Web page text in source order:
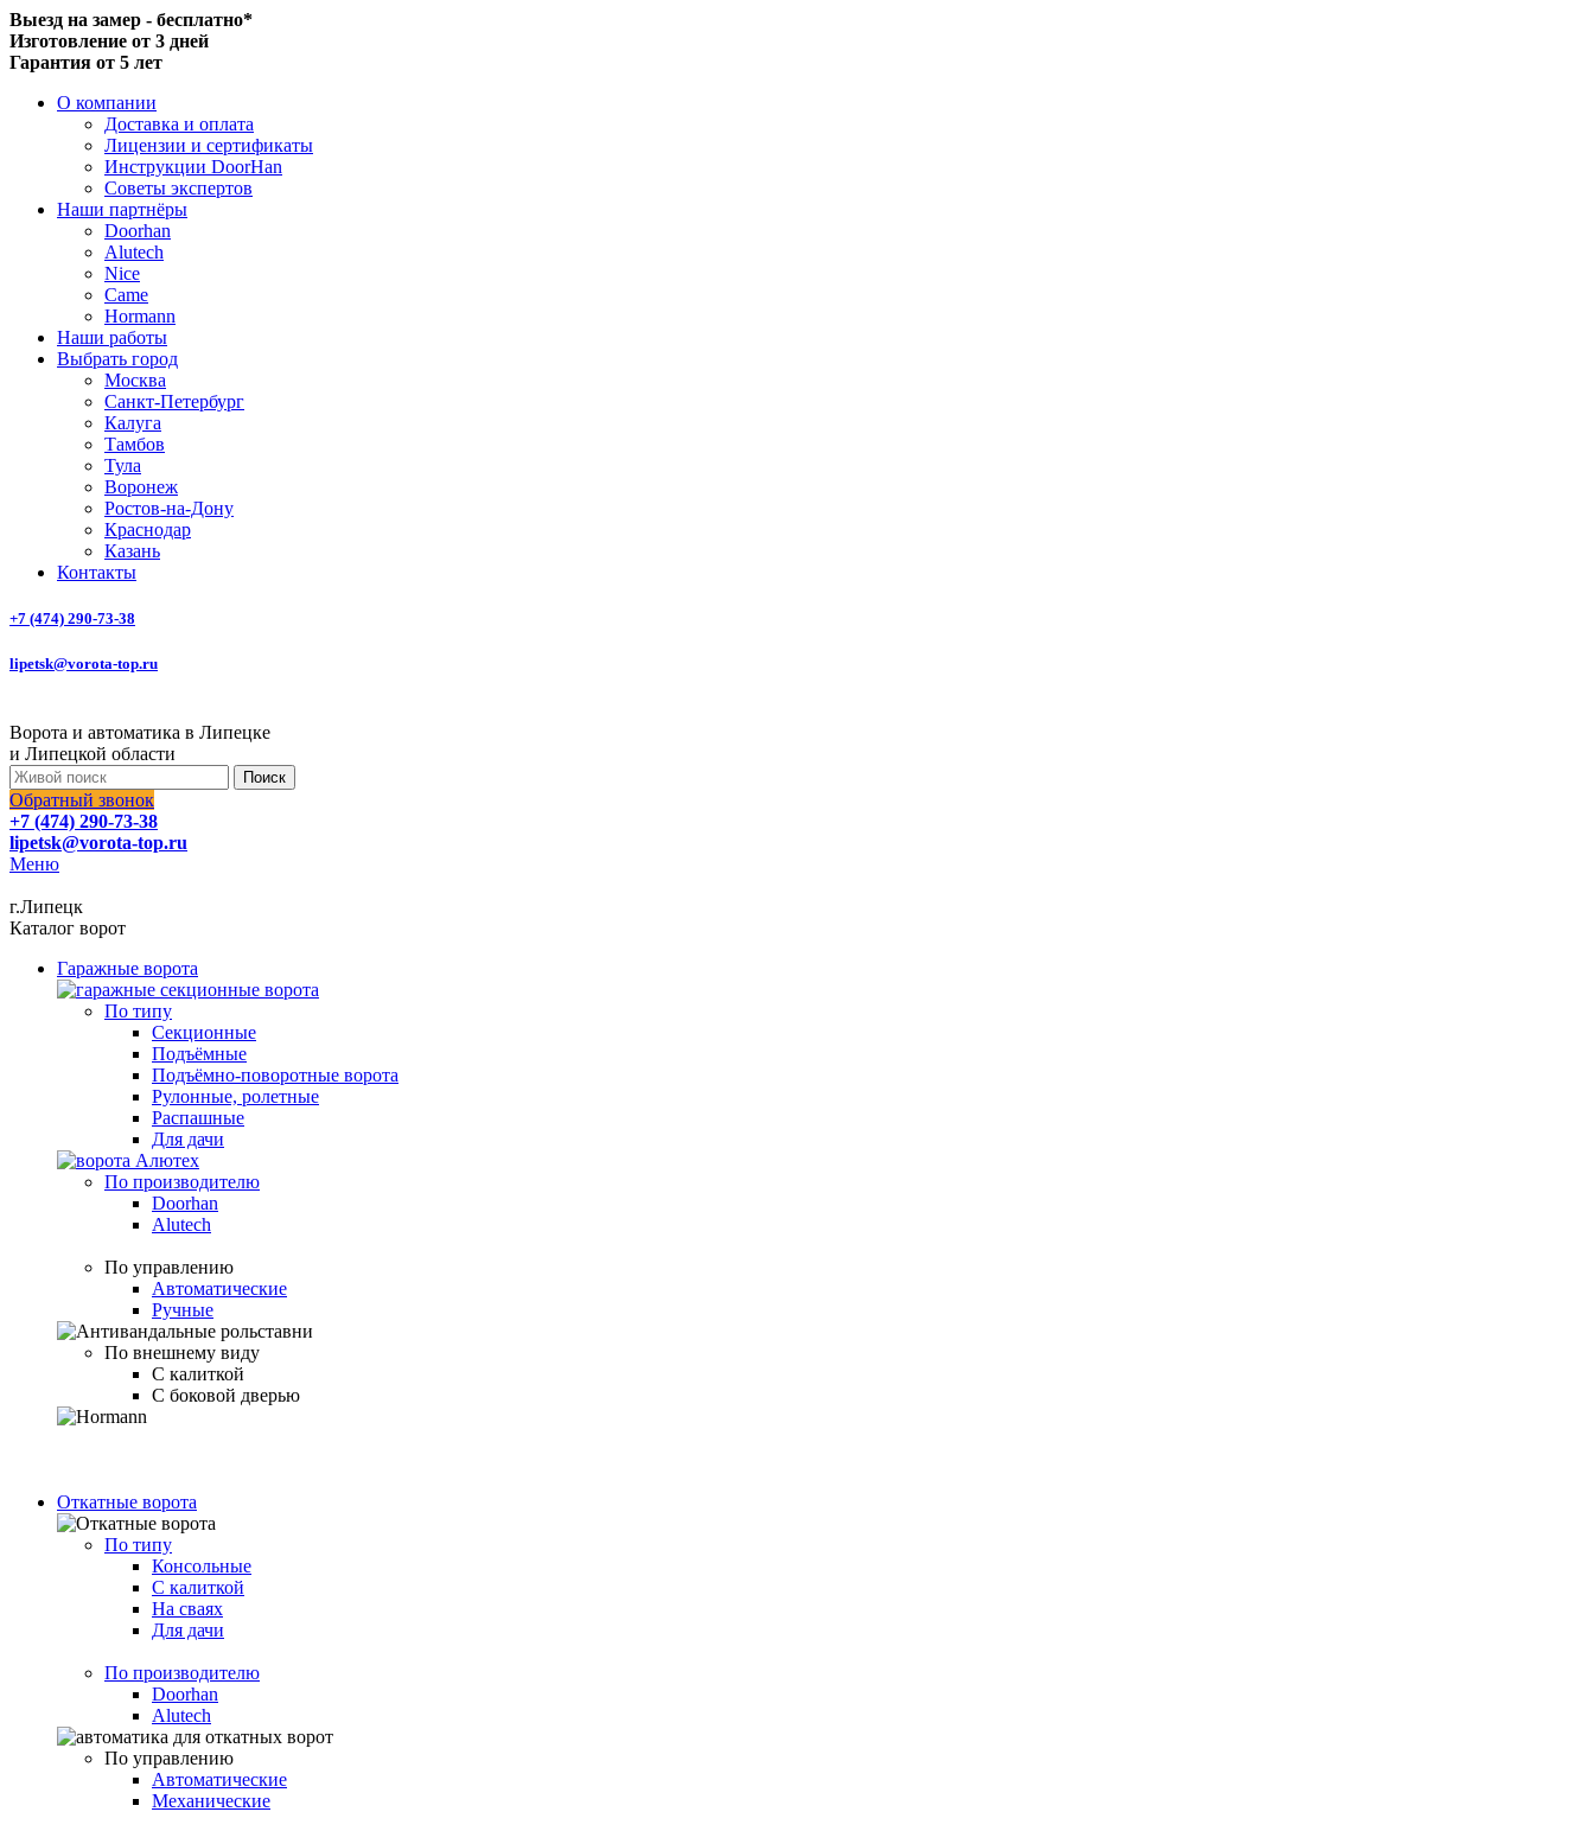
Выезд на замер - бесплатно*
Изготовление от 3 дней
Гарантия от 5 лет
О компании
Доставка и оплата
Лицензии и сертификаты
Инструкции DoorHan
Советы экспертов
Наши партнёры
Doorhan
Alutech
Nice
Came
Hormann
Наши работы
Выбрать город
Москва
Санкт-Петербург
Калуга
Тамбов
Тула
Воронеж
Ростов-на-Дону
Краснодар
Казань
Контакты
+7 (474) 290-73-38
lipetsk@vorota-top.ru
Ворота и автоматика в Липецке
и Липецкой области
Поиск
Обратный звонок
+7 (474) 290-73-38
lipetsk@vorota-top.ru
Меню
г.Липецк
Каталог ворот
Гаражные ворота
По типу
Секционные
Подъёмные
Подъёмно-поворотные ворота
Рулонные, ролетные
Распашные
Для дачи
По производителю
Doorhan
Alutech
По управлению
Автоматические
Ручные
По внешнему виду
С калиткой
С боковой дверью
Откатные ворота
По типу
Консольные
С калиткой
На сваях
Для дачи
По производителю
Doorhan
Alutech
По управлению
Автоматические
Механические